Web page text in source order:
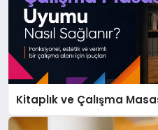
Kitaplık ve Çalışma